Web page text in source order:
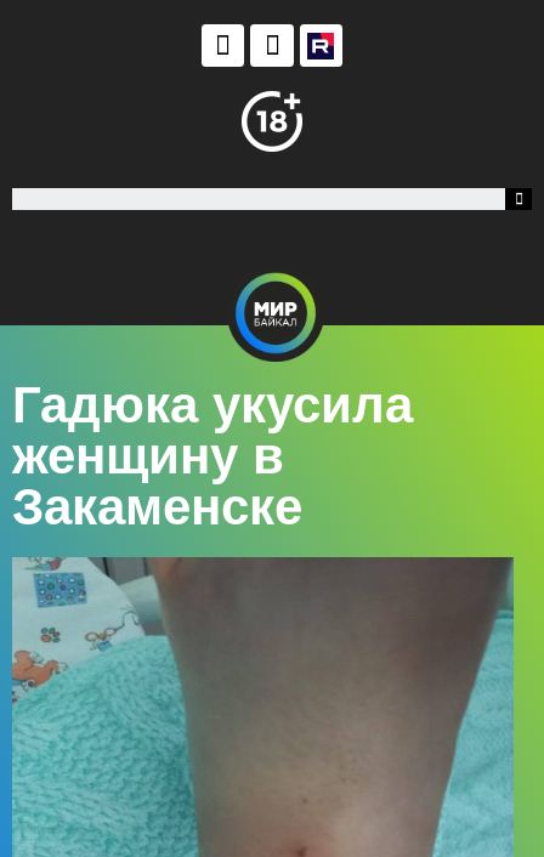
Гадюка укусила
женщину в
Закаменске